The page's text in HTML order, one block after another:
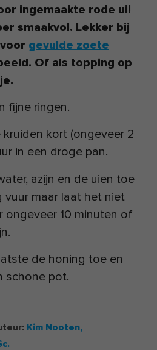
ingemaakte rode ui!
smaakvol. Lekker bij
gevulde zoete
Of als topping op
fijne ringen.
kruiden kort (ongeveer 2
in een droge pan.
azijn en de uien toe
vuur maar laat het niet
ongeveer 10 minuten of
de honing toe en
schone pot.
Kim Nooten,